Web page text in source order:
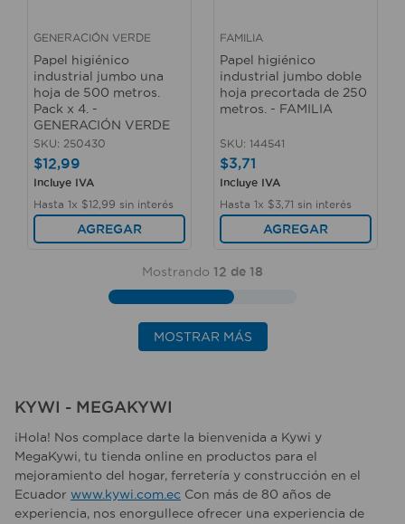
GENERACIÓN VERDE
Papel higiénico
industrial jumbo una
hoja de 500 metros.
Pack x 4. -
GENERACIÓN VERDE
SKU: 250430
$12,99
Incluye IVA
Hasta 1x $12 99 sin interés
AGREGAR
FAMILIA
Papel higiénico
industrial jumbo doble
hoja precortada de 250
metros. - FAMILIA
SKU: 144541
$3,71
Incluye IVA
Hasta 1x $3 71 sin interés
AGREGAR
Mostrando 12 de 18
MOSTRAR MÁS
KYWI - MEGAKYWI
¡Hola! Nos complace darte la bienvenida a Kywi y
MegaKywi, tu tienda online en productos para el
mejoramiento del hogar, ferretería y construcción en el
Ecuador www.kywi.com.ec Con más de 80 años de
experiencia, nos enorgullece ofrecer una experiencia de